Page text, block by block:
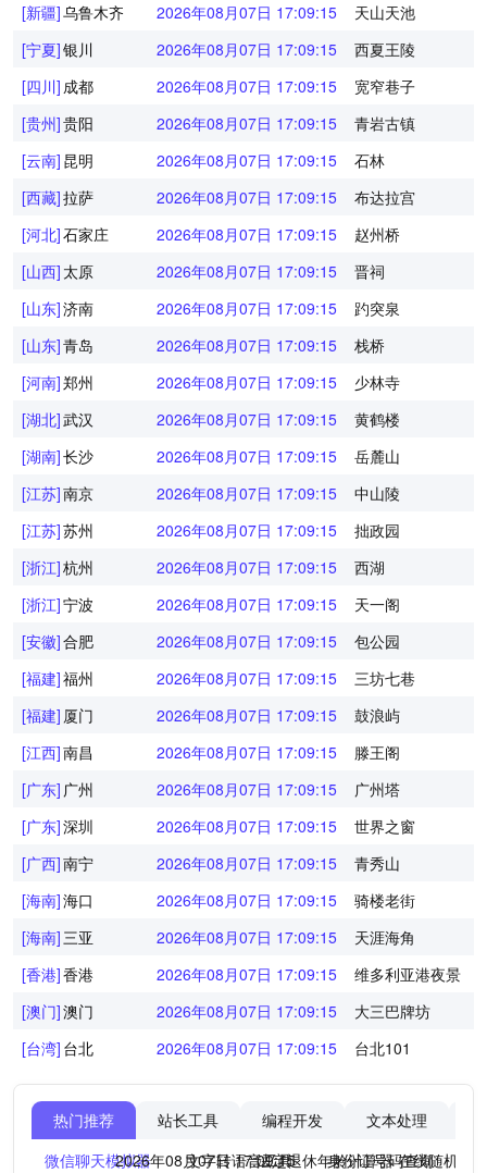
[新疆]乌鲁木齐 2026年08月07日 17:09:15
天山天池
[宁夏]银川 2026年08月07日 17:09:15
西夏王陵
[四川] 成都 2026年08月07日 17:09:15
宽窄巷子
[贵州]贵阳 2026年08月07日 17:09:15
青岩古镇
[云南] 昆明 2026年08月07日 17:09:15
石林
[西藏]拉萨 2026年08月07日 17:09:15
布达拉宫
[河北]石家庄 2026年08月07日 17:09:15
赵州桥
[山西] 太原 2026年08月07日 17:09:15
晋祠
[山东]济南 2026年08月07日 17:09:15
趵突泉
[山东]青岛 2026年08月07日 17:09:15
栈桥
[河南]郑州 2026年08月07日 17:09:15
少林寺
[湖北]武汉 2026年08月07日 17:09:15
黄鹤楼
[湖南]长沙 2026年08月07日 17:09:15
岳麓山
[江苏]南京 2026年08月07日 17:09:15
中山陵
[江苏]苏州 2026年08月07日 17:09:15
拙政园
[浙江]杭州 2026年08月07日 17:09:15
西湖
[浙江]宁波 2026年08月07日 17:09:15
天一阁
[安徽]合肥 2026年08月07日 17:09:15
包公园
[福建]福州 2026年08月07日 17:09:15
三坊七巷
[福建] 厦门 2026年08月07日 17:09:15
鼓浪屿
[江西]南昌 2026年08月07日 17:09:15
滕王阁
[广东] 广州 2026年08月07日 17:09:15
广州塔
[广东]深圳 2026年08月07日 17:09:15
世界之窗
[广西]南宁 2026年08月07日 17:09:15
青秀山
[海南]海口 2026年08月07日 17:09:15
骑楼老街
[海南]三亚 2026年08月07日 17:09:15
天涯海角
[香港]香港 2026年08月07日 17:09:15
维多利亚港夜景
[澳门]澳门 2026年08月07日 17:09:15
大三巴牌坊
[台湾] 台北 2026年08月07日 17:09:15 台北101
热门推荐 站长工具 编程开发 文本处理
微信聊天模拟器2026年08月07日 17:09:15
文字转语音工具法定退休年龄计算器
身份证号码查询在线随机点